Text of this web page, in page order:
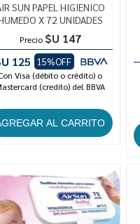
SUN PAPEL HIGIENICO
X 72 UNIDADES
Precio $U 147
125
15%OFF
Visa (débito o crédito) o
(credito) del BBVA